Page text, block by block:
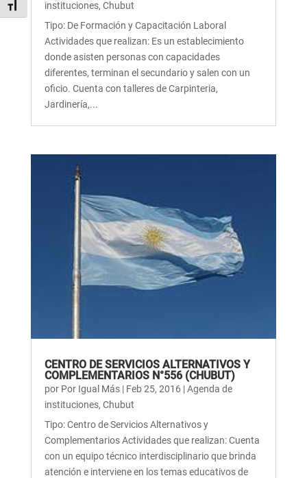
Alternar tamaño de letra
instituciones, Chubut
Tipo: De Formación y Capacitación Laboral
Actividades que realizan: Es un establecimiento
donde asisten personas con capacidades
diferentes, terminan el secundario y salen con un
oficio. Cuenta con talleres de Carpinteria,
Jardinería,...
CENTRO DE SERVICIOS ALTERNATIVOS Y
COMPLEMENTARIOS N°556 (CHUBUT)
por Por Igual Más| Feb 25, 2016 |Agenda de
instituciones, Chubut
Tipo: Centro de Servicios Alternativos y
Complementarios Actividades que realizan: Cuenta
con un equipo técnico interdisciplinario que brinda
atención e interviene en los temas educativos de